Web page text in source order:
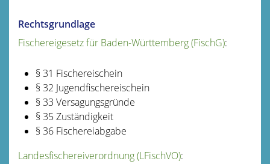
Rechtsgrundlage
Fischereigesetz für Baden-Württemberg (FischG):
§ 31 Fischereischein
§ 32 Jugendfischereischein
§ 33 Versagungsgründe
§ 35 Zuständigkeit
§ 36 Fischereiabgabe
Landesfischereiverordnung (LFischVO):